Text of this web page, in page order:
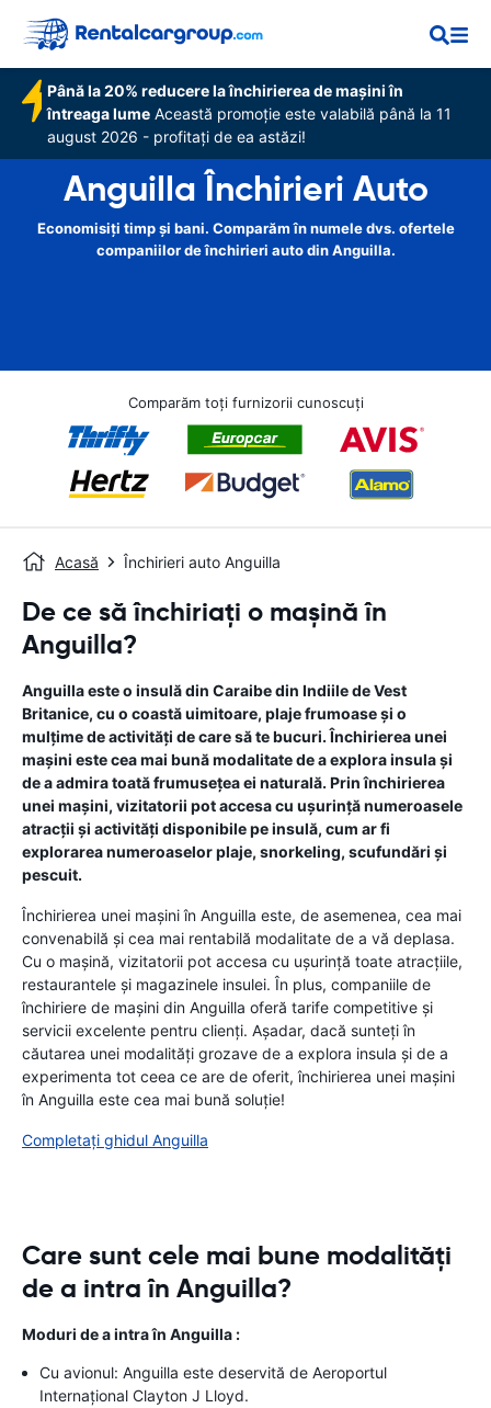
Până la 20% reducere la închirierea de mașini în
întreaga lume Această promoție este valabilă până la 11
august 2026 - profitați de ea astăzi!
Anguilla Închirieri Auto
Economisiți timp și bani. Comparăm în numele dvs. ofertele
companiilor de închirieri auto din Anguilla.
Comparăm toți furnizorii cunoscuți
Acasă Închirieri auto Anguilla
De ce să închiriați o mașină în
Anguilla?
Anguilla este o insulă din Caraibe din Indiile de Vest
Britanice, cu o coastă uimitoare, plaje frumoase și o
mulțime de activități de care să te bucuri. Închirierea unei
mașini este cea mai bună modalitate de a explora insula și
de a admira toată frumusețea ei naturală. Prin închirierea
unei mașini, vizitatorii pot accesa cu ușurință numeroasele
atracții și activități disponibile pe insulă, cum ar fi
explorarea numeroaselor plaje, snorkeling, scufundări și
pescuit.
Închirierea unei mașini în Anguilla este, de asemenea, cea mai
convenabilă și cea mai rentabilă modalitate de a vă deplasa.
Cu o mașină, vizitatorii pot accesa cu ușurință toate atracțiile,
restaurantele și magazinele insulei. În plus, companiile de
închiriere de mașini din Anguilla oferă tarife competitive și
servicii excelente pentru clienți. Așadar, dacă sunteți în
căutarea unei modalități grozave de a explora insula și de a
experimenta tot ceea ce are de oferit, închirierea unei mașini
în Anguilla este cea mai bună soluție!
Completați ghidul Anguilla
Care sunt cele mai bune modalități
de a intra în Anguilla?
Moduri de a intra în Anguilla :
Cu avionul: Anguilla este deservită de Aeroportul
Internațional Clayton J Lloyd.